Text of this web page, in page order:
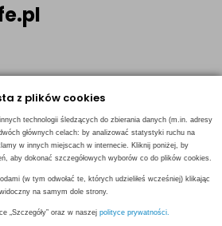
z plików cookies
technologii śledzących do zbierania danych (m.in. adresy
głównych celach: by analizować statystyki ruchu na
w innych miejscach w internecie. Kliknij poniżej, by
aby dokonać szczegółowych wyborów co do plików cookies.
(w tym odwołać te, których udzieliłeś wcześniej) klikając
na samym dole strony.
„Szczegóły” oraz w naszej polityce prywatności.